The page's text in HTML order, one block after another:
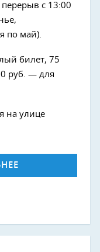
с 13:00
по май).
билет, 75
руб. — для
на улице